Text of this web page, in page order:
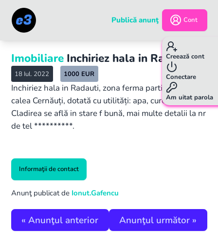
Publică anunţ Cont
Creează cont
Conectare
Am uitat parola
Imobiliare Inchiriez hala in Radauti
18 Iul. 2022 1000 EUR
Inchiriez hala in Radauti, zona ferma partidului, pe
calea Cernăuți, dotată cu utilități: apa, curent.
Cladirea se află in stare f bună, mai multe detalii la nr
de tel **********.
Informaţii de contact
Anunţ publicat de Ionut.Gafencu
« Anunţul anterior Anunţul următor »